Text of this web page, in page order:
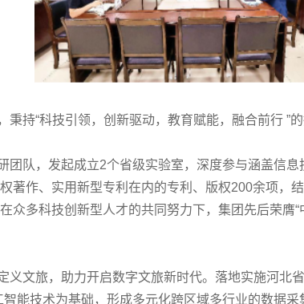
持“科技引领，创新驱动，教育赋能，融合前行 ”
队，发起成立2个省级实验室，深度参与涵盖信
著作、实用新型专利在内的专利、版权200余项，
多科技创新型人才的共同努力下，集团先后荣膺
义文旅，助力开启数字文旅新时代。落地实施河
能技术为基础，形成多元化跨区域多行业的数据